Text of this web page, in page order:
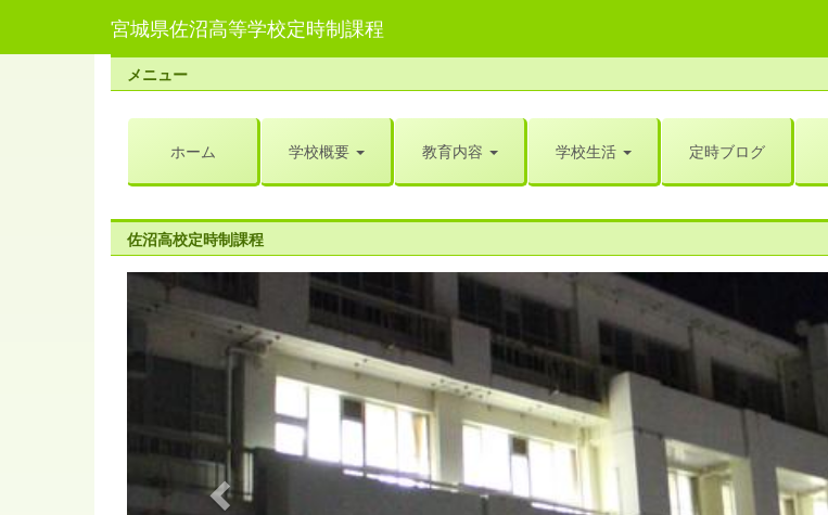
宮城県佐沼高等学校定時制課程
メニュー
ホーム 学校概要 教育内容 学校生活 定時ブログ
佐沼高校定時制課程
r
e
v
o
u
s